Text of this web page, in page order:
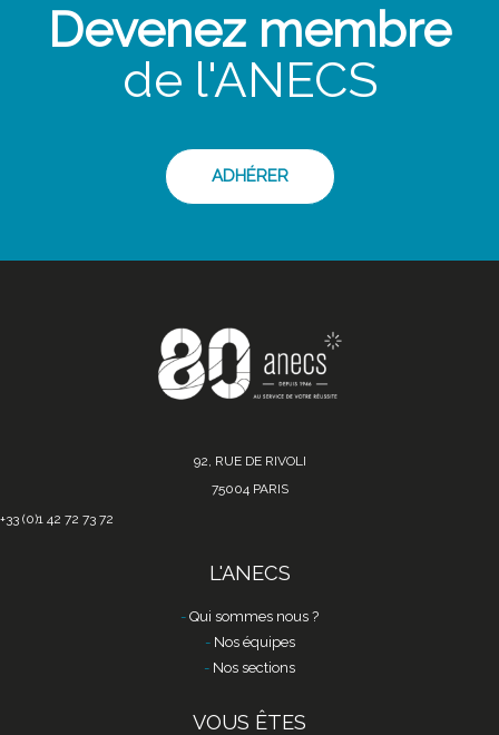
Devenez membre
de l'ANECS
ADHÉRER
92, RUE DE RIVOLI
75004 PARIS
+33 (0)1 42 72 73 72
L'ANECS
Qui sommes nous ?
Nos équipes
Nos sections
VOUS ÊTES